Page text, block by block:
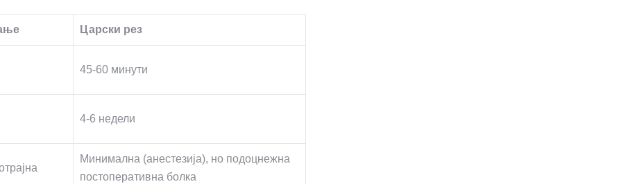
Царски рез
45-60 минути
4-6 недели
Минимална (анестезија), но подоцнежна
постоперативна болка